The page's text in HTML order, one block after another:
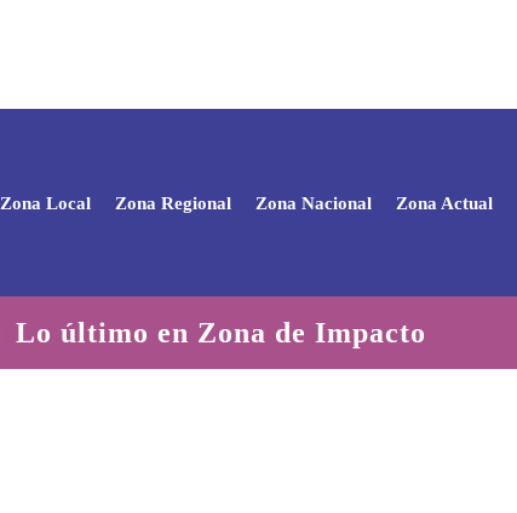
Zona Local Zona Regional Zona Nacional Zona Actual
Lo último en Zona de Impacto